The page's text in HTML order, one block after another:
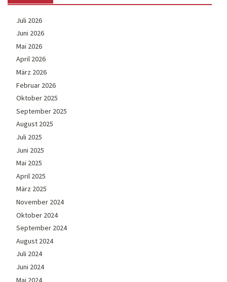
Juli 2026
Juni 2026
Mai 2026
April 2026
März 2026
Februar 2026
Oktober 2025
September 2025
August 2025
Juli 2025
Juni 2025
Mai 2025
April 2025
März 2025
November 2024
Oktober 2024
September 2024
August 2024
Juli 2024
Juni 2024
Mai 2024